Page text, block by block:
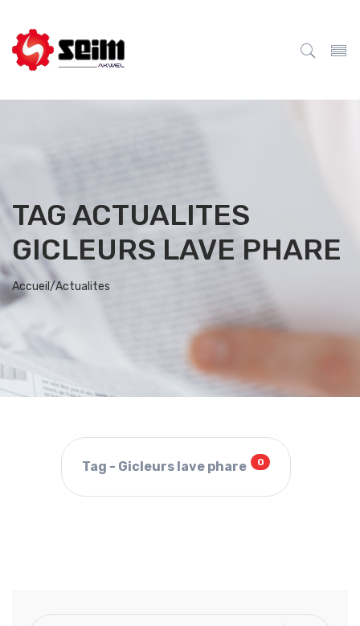
TAG ACTUALITES
GICLEURS LAVE PHARE
Accueil/Actualites
Tag - Gicleurs lave phare 0